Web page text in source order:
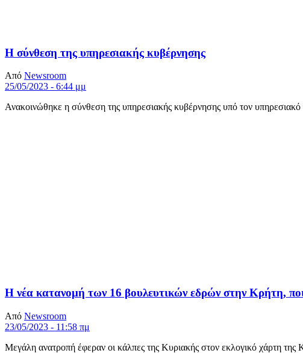
Η σύνθεση της υπηρεσιακής κυβέρνησης
Από Newsroom
25/05/2023 - 6:44 μμ
Ανακοινώθηκε η σύνθεση της υπηρεσιακής κυβέρνησης υπό τον
Η νέα κατανομή των 16 βουλευτικών εδρών στην Κρήτη,
Από Newsroom
23/05/2023 - 11:58 πμ
Μεγάλη ανατροπή έφεραν οι κάλπες της Κυριακής στον εκλογικό χάρτη